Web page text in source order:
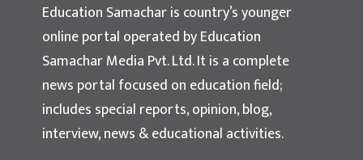
Education Samachar is country’s younger
online portal operated by Education
Samachar Media Pvt. Ltd. It is a complete
news portal focused on education field;
includes special reports, opinion, blog,
interview, news & educational activities.